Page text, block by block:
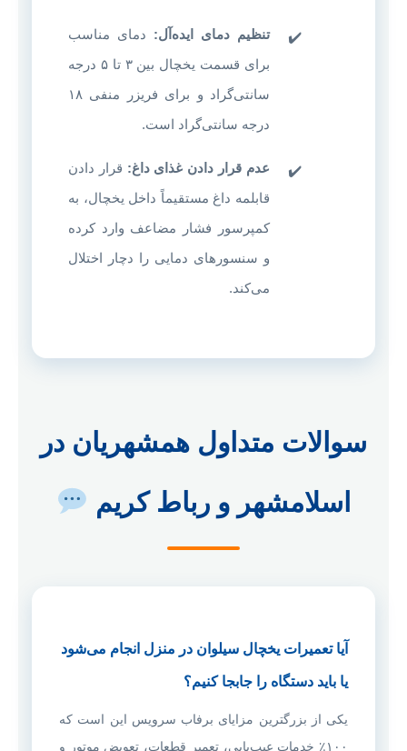
تنظیم دمای ایده‌آل: دمای مناسب
برای قسمت یخچال بین ۳ تا ۵ درجه
سانتی‌گراد و برای فریزر منفی ۱۸
درجه سانتی‌گراد است.
عدم قرار دادن غذای داغ: قرار دادن
قابلمه داغ مستقیماً داخل یخچال، به
کمپرسور فشار مضاعف وارد کرده
و سنسورهای دمایی را دچار اختلال
می‌کند.
سوالات متداول همشهریان در
اسلامشهر و رباط کریم
آیا تعمیرات یخچال سیلوان در منزل انجام می‌شود
یا باید دستگاه را جابجا کنیم؟
یکی از بزرگترین مزایای برفاب سرویس این است که
۱۰۰٪ خدمات عیب‌یابی، تعمیر قطعات، تعویض موتور و